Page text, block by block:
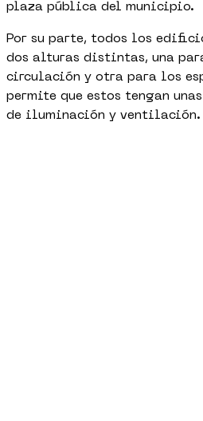
plaza pública del municipio.
Por su parte, todos los
dos alturas distintas, una
circulación y otra para los
permite que estos tengan
de iluminación y ventilación.